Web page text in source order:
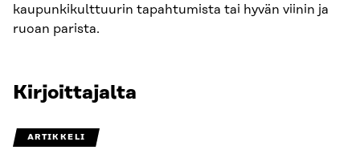
kaupunkikulttuurin tapahtumista tai hyvän viinin ja
ruoan parista.
Kirjoittajalta
ARTIKKELI